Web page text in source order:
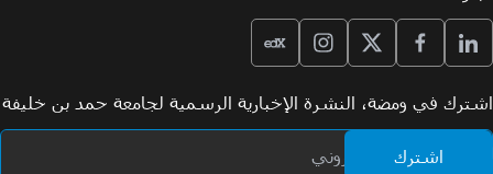
اشترك في ومضة، النشرة الإخبارية الرسمية لجامعة حمد بن خليفة